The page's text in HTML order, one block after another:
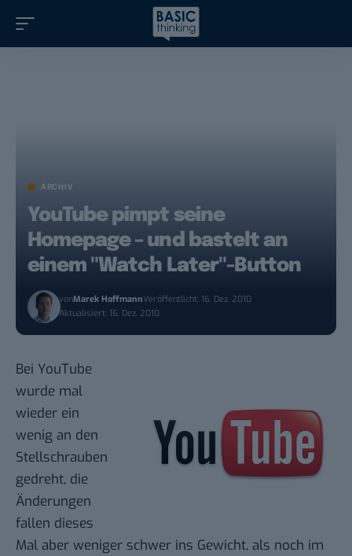
ARCHIV
YouTube pimpt seine
Homepage – und bastelt an
einem "Watch Later"-Button
vonMarek HoffmannVeröffentlicht: 16. Dez. 2010
Aktualisiert: 16. Dez. 2010
Bei YouTube
wurde mal
wieder ein
wenig an den
Stellschrauben
gedreht, die
Änderungen
fallen dieses
Mal aber weniger schwer ins Gewicht, als noch im